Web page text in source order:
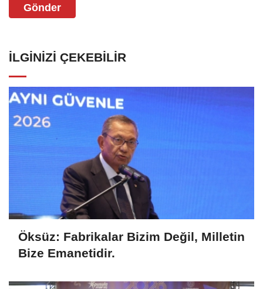
Gönder
İLGINIZI ÇEKEBILIR
Öksüz: Fabrikalar Bizim Değil, Milletin
Bize Emanetidir.